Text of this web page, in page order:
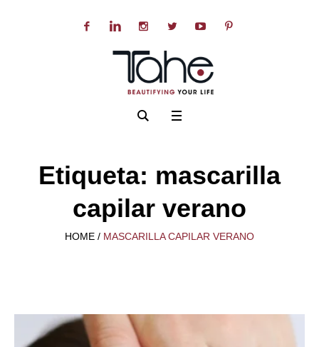
Etiqueta: mascarilla
capilar verano
HOME / MASCARILLA CAPILAR VERANO